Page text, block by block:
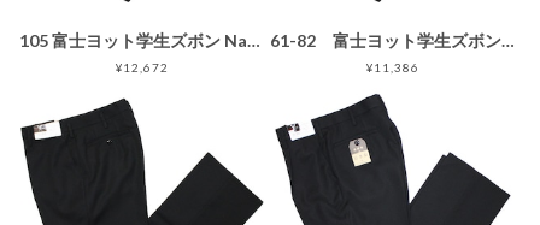
105 富士ヨット学生ズボン NanoWave(ナノウェイブ) ノータックスラックス GTNP170B 105 黒 ブラック 丸洗い可 明石スクールユニフォームカンパニー
¥12,672
61-82 富士ヨット学生ズボン NanoWave(ナノウェイブ) ノータックスラックス GTNP170B 黒 ブラック 丸洗い可 明石スクールユニフォームカンパニー
¥11,386